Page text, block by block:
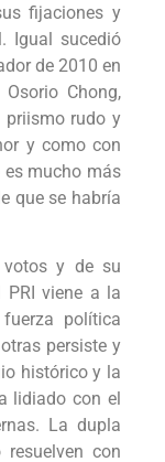
fijaciones y
Igual sucedió
de 2010 en
Chong,
priismo rudo y
y como con
es mucho más
que se habría
votos y de su
viene a la
política
persiste y
histórico y la
lidiado con el
La dupla
resuelven con